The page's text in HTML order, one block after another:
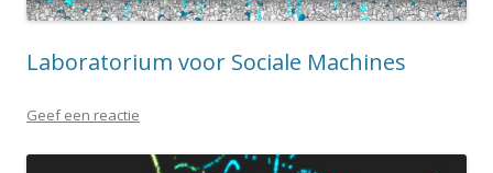
Laboratorium voor Sociale Machines
Geef een reactie